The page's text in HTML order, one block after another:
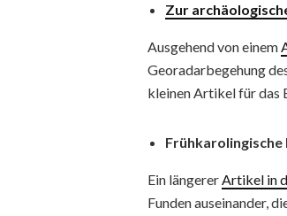
Zur
Ausgehend von einem
Georadarbegehung
kleinen Artikel für das
Ein längererArtikel in
Funden auseinander,